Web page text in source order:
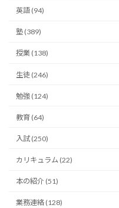
英語 (94)
塾 (389)
授業 (138)
生徒 (246)
勉強 (124)
教育 (64)
入試 (250)
カリキュラム (22)
本の紹介 (51)
業務連絡 (128)